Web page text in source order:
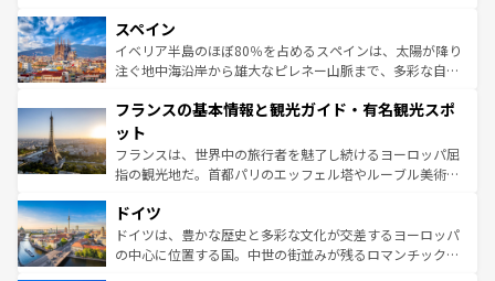
ろん、トスカーナの美しい田園風景やアマルフィ海岸の絶
景など、自然景観も見逃せない。観光の合間には、本場の
ピザやパスタなど、絶品のイタリア料理を堪能することも
ませてくれるイタリアで、忘れられない旅をしてみよう！
なお、新着のイタリア情報は
しい。
スペイン
イベリア半島のほぼ80％を占めるスペインは、太陽が降り
注ぐ地中海沿岸から雄大なピレネー山脈まで、多彩な自然
文化が根付くこの国では、情熱的なフラメンコ、熱気あふ
れる闘牛、そして美味しいタパスが生活の一部となってい
る。首都マドリードの洗練された雰囲気や、バルセロナの
アートに溢れた街角から、地方では古代ローマ遺跡や中世
せる。地方によって風土や気候が異なるスペインはその個
性で訪れる人を魅了する。 なお、新着のスペイン情報は コ
ンテンツ一覧を参照してほしい。
フランスの基本情報と観光ガイド・有名観光スポ
ット
フランスは、世界中の旅行者を魅了し続けるヨーロッパ屈
指の観光地だ。首都パリのエッフェル塔やルーブル美術館
で、幅広い魅力が詰まっている。華麗な宮殿、歴史的な大
聖堂、美しいビーチ、そして豊かな自然が、訪れる者を心
から魅了する。また、フランスは美食の国としても知ら
ドイツ
ドイツは、豊かな歴史と多彩な文化が交差するヨーロッパ
の中心に位置する国。中世の街並みが残るロマンチック街